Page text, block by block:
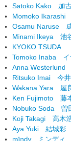
Satoko Kako 加
Momoko Ikarashi
Osamu Naruse
Minami Ikeya 池
KYOKO TSUDA
Tomoko Inaba イ
Anna Westerlund
Ritsuko Imai 今井
Wakana Yara 屋
Ken Fujimoto 藤
Nobuko Soda 曽
Koji Takagi 高木
Aya Yuki 結城彩
mïndy ミンディ